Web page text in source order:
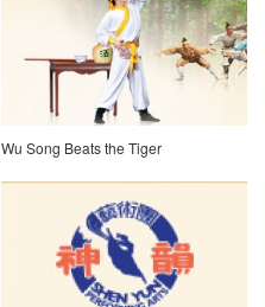
Wu Song Beats the Tiger